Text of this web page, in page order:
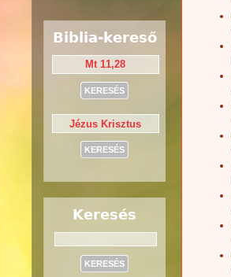
Biblia-kereső
Keresés